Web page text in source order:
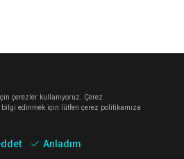
saat
kötü geçmesine imkan yok!
Bora Uzermuhteşem canlı
çerezler kullanıyoruz. Çerez
bilgi edinmek için lütfen çerez politikamıza
Anladım